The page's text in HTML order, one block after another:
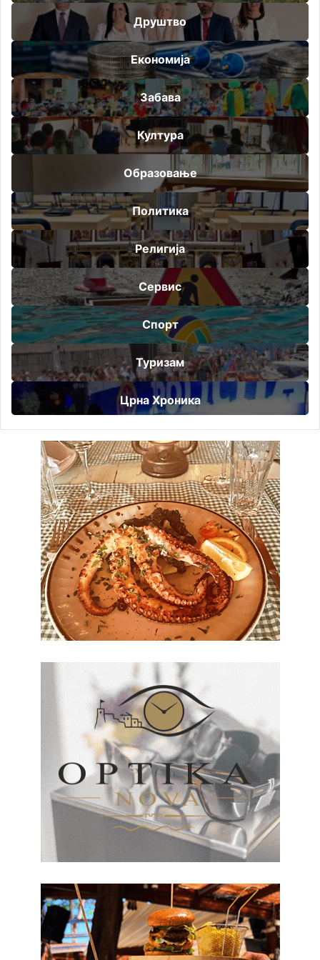
Друштво
Економија
Забава
Култура
Образовање
Политика
Религија
Сервис
Спорт
Туризам
Црна Хроника